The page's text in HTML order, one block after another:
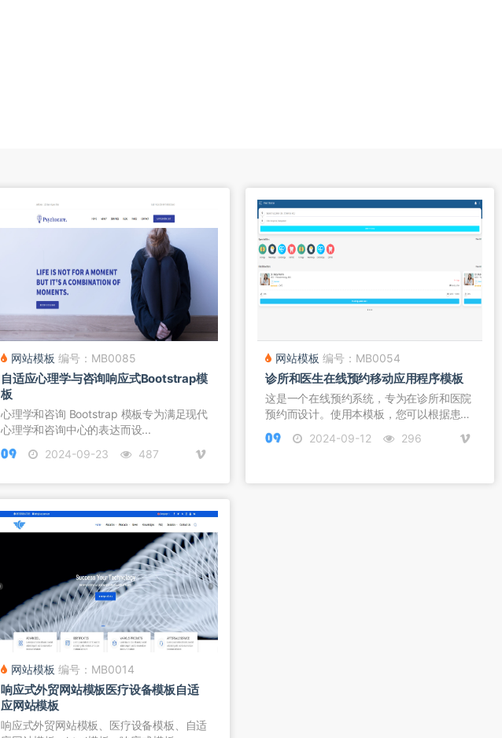
网站模板 编号：MB0085
自适应心理学与咨询响应式Bootstrap模
板
心理学和咨询 Bootstrap 模板专为满足现代
心理学和咨询中心的表达而设...
2024-09-23
487
网站模板 编号：MB0054
诊所和医生在线预约移动应用程序模板
这是一个在线预约系统，专为在诊所和医院
预约而设计。使用本模板，您可以根据患
者...
2024-09-12 296
网站模板 编号：MB0014
响应式外贸网站模板医疗设备模板自适
应网站模板
响应式外贸网站模板、医疗设备模板、自适